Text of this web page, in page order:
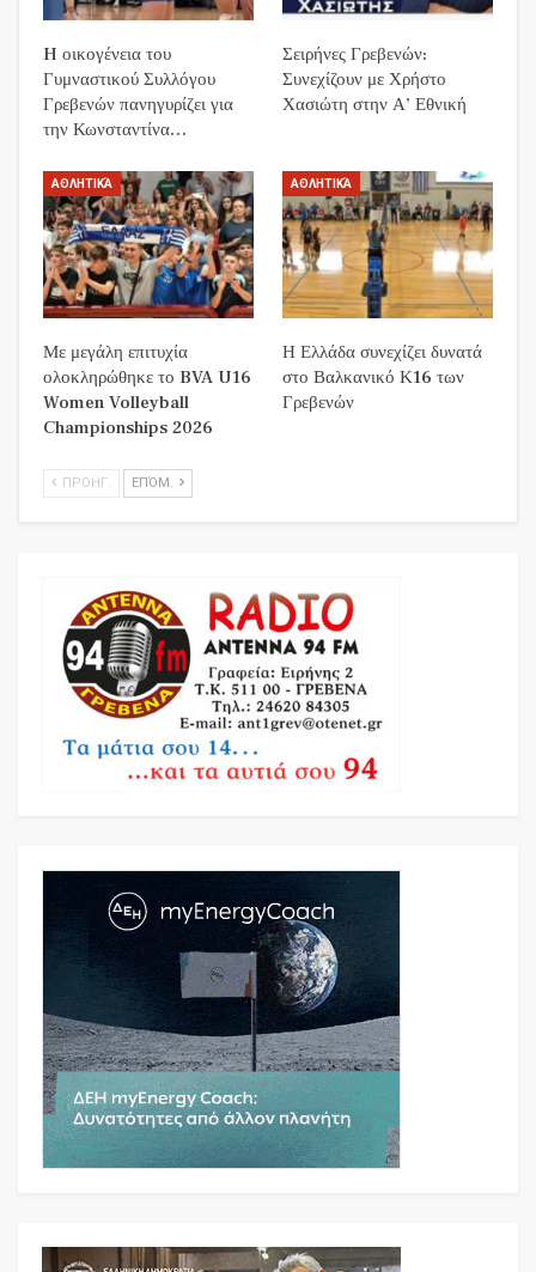
H οικογένεια του
Γυμναστικού Συλλόγου
Γρεβενών πανηγυρίζει για
την Κωνσταντίνα…
Σειρήνες Γρεβενών:
Συνεχίζουν με Χρήστο
Χασιώτη στην Α’ Εθνική
ΑΘΛΗΤΙΚΆ
Με μεγάλη επιτυχία
ολοκληρώθηκε το BVA U16
Women Volleyball
Championships 2026
ΑΘΛΗΤΙΚΆ
Η Ελλάδα συνεχίζει δυνατά
στο Βαλκανικό Κ16 των
Γρεβενών
ΠΡΟΗΓ. ΕΠΌΜ.